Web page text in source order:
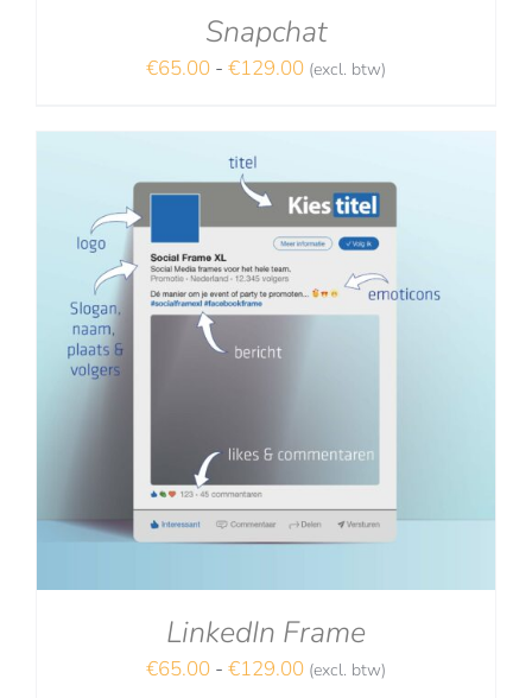
Snapchat
€65.00 - €129.00Prijsklasse:
tot
(excl. btw)
LinkedIn Frame
€65.00 - €129.00Prijsklasse:
(excl. btw)